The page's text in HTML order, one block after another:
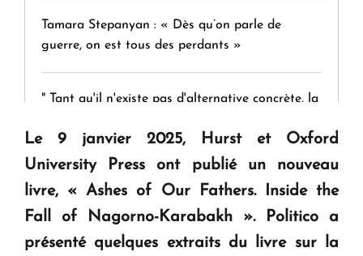
Tamara Stepanyan : « Dès qu’on parle de
guerre, on est tous des perdants »
" Tant qu'il n'existe pas d'alternative concrète, la
KASA : 30 ans d'audace, de résilience et d'avenir
en Arménie
Le premier hôtel Hyatt Regency d'Arménie
Le 9 janvier 2025, Hurst et Oxford
University Press ont publié un nouveau
livre, « Ashes of Our Fathers. Inside the
Fall of Nagorno-Karabakh ». Politico a
présenté quelques extraits du livre sur la